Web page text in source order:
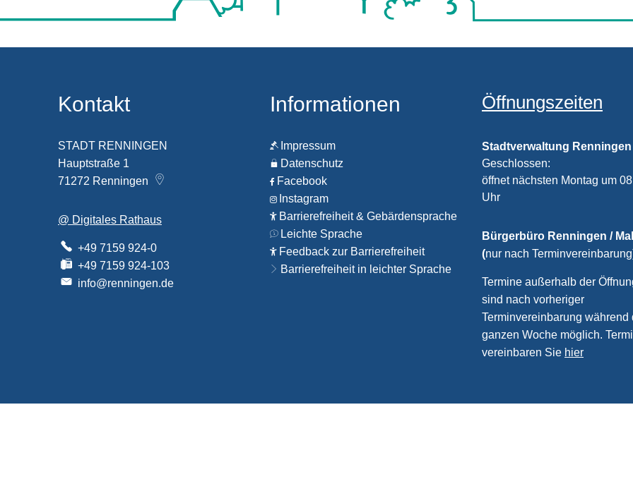
Kontakt
STADT RENNINGEN
Hauptstraße 1
71272 Renningen
@ Digitales Rathaus
+49 7159 924-0
+49 7159 924-103
info@renningen.de
Informationen
Impressum
Datenschutz
Facebook
Instagram
Barrierefreiheit & Gebärdensprache
Leichte Sprache
Feedback zur Barrierefreiheit
Barrierefreiheit in leichter Sprache
Öffnungszeiten
Stadtverwaltung Renningen
Klicken, um weitere
Geschlossen:
öffnet nächsten Montag um
Uhr
Bürgerbüro Renningen /
(nur nach
Termine außerhalb der
sind nach vorheriger
Terminvereinbarung während
ganzen Woche möglich.
vereinbaren Sie hier